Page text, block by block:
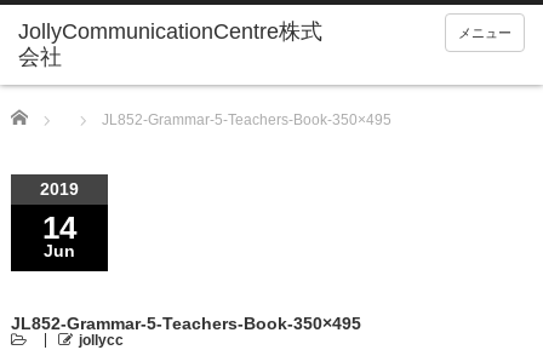
メニュー
Home JL852-Grammar-5-Teachers-Book-350×495
2019
14
Jun
JL852-Grammar-5-Teachers-Book-350×495
jollycc